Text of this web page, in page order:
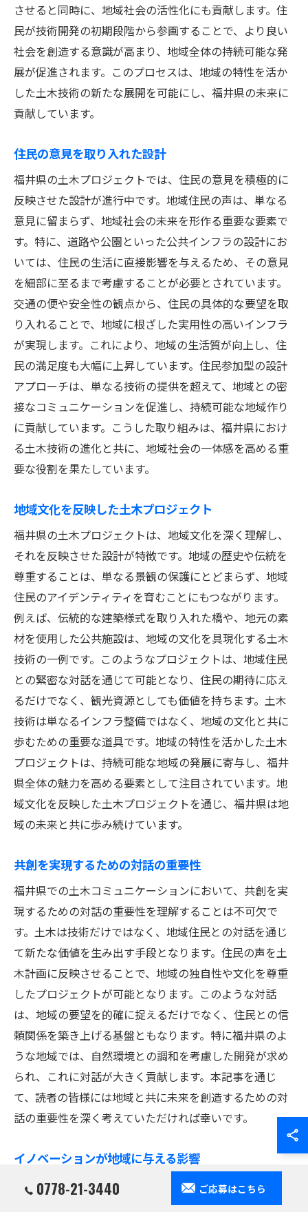
させると同時に、地域社会の活性化にも貢献します。住
民が技術開発の初期段階から参画することで、より良い
社会を創造する意識が高まり、地域全体の持続可能な発
展が促進されます。このプロセスは、地域の特性を活か
した土木技術の新たな展開を可能にし、福井県の未来に
貢献しています。
住民の意見を取り入れた設計
福井県の土木プロジェクトでは、住民の意見を積極的に
反映させた設計が進行中です。地域住民の声は、単なる
意見に留まらず、地域社会の未来を形作る重要な要素で
す。特に、道路や公園といった公共インフラの設計にお
いては、住民の生活に直接影響を与えるため、その意見
を細部に至るまで考慮することが必要とされています。
交通の便や安全性の観点から、住民の具体的な要望を取
り入れることで、地域に根ざした実用性の高いインフラ
が実現します。これにより、地域の生活質が向上し、住
民の満足度も大幅に上昇しています。住民参加型の設計
アプローチは、単なる技術の提供を超えて、地域との密
接なコミュニケーションを促進し、持続可能な地域作り
に貢献しています。こうした取り組みは、福井県におけ
る土木技術の進化と共に、地域社会の一体感を高める重
要な役割を果たしています。
地域文化を反映した土木プロジェクト
福井県の土木プロジェクトは、地域文化を深く理解し、
それを反映させた設計が特徴です。地域の歴史や伝統を
尊重することは、単なる景観の保護にとどまらず、地域
住民のアイデンティティを育むことにもつながります。
例えば、伝統的な建築様式を取り入れた橋や、地元の素
材を使用した公共施設は、地域の文化を具現化する土木
技術の一例です。このようなプロジェクトは、地域住民
との緊密な対話を通じて可能となり、住民の期待に応え
るだけでなく、観光資源としても価値を持ちます。土木
技術は単なるインフラ整備ではなく、地域の文化と共に
歩むための重要な道具です。地域の特性を活かした土木
プロジェクトは、持続可能な地域の発展に寄与し、福井
県全体の魅力を高める要素として注目されています。地
域文化を反映した土木プロジェクトを通じ、福井県は地
域の未来と共に歩み続けています。
共創を実現するための対話の重要性
福井県での土木コミュニケーションにおいて、共創を実
現するための対話の重要性を理解することは不可欠で
す。土木は技術だけではなく、地域住民との対話を通じ
て新たな価値を生み出す手段となります。住民の声を土
木計画に反映させることで、地域の独自性や文化を尊重
したプロジェクトが可能となります。このような対話
は、地域の要望を的確に捉えるだけでなく、住民との信
頼関係を築き上げる基盤ともなります。特に福井県のよ
うな地域では、自然環境との調和を考慮した開発が求め
られ、これに対話が大きく貢献します。本記事を通じ
て、読者の皆様には地域と共に未来を創造するための対
話の重要性を深く考えていただければ幸いです。
イノベーションが地域に与える影響
福井県の土木におけるイノベーションは、地域社会に多
大な影響を与えています。革新的な技術や新しいアプロ
0778-21-3440 ご応募はこちら